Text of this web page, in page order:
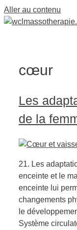
Aller au contenu
cœur
Les
de la
21. Les
enceinte et le
enceinte lui
changements
le
Système